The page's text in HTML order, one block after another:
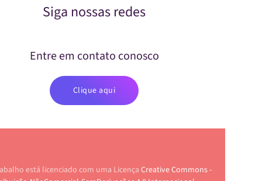
Siga nossas redes
Entre em contato conosco
Clique aqui
está licenciado com uma Licença Creative Commons -